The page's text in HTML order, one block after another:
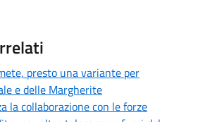
presto una variante per
e delle Margherite
la collaborazione con le forze